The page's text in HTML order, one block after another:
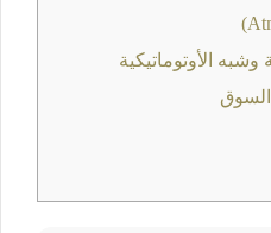
السوق